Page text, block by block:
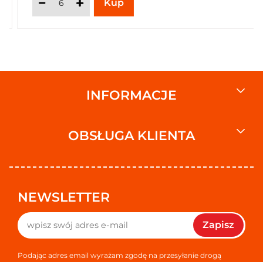
INFORMACJE
OBSŁUGA KLIENTA
NEWSLETTER
Zapisz
Podając adres email wyrażam zgodę na przesyłanie drogą